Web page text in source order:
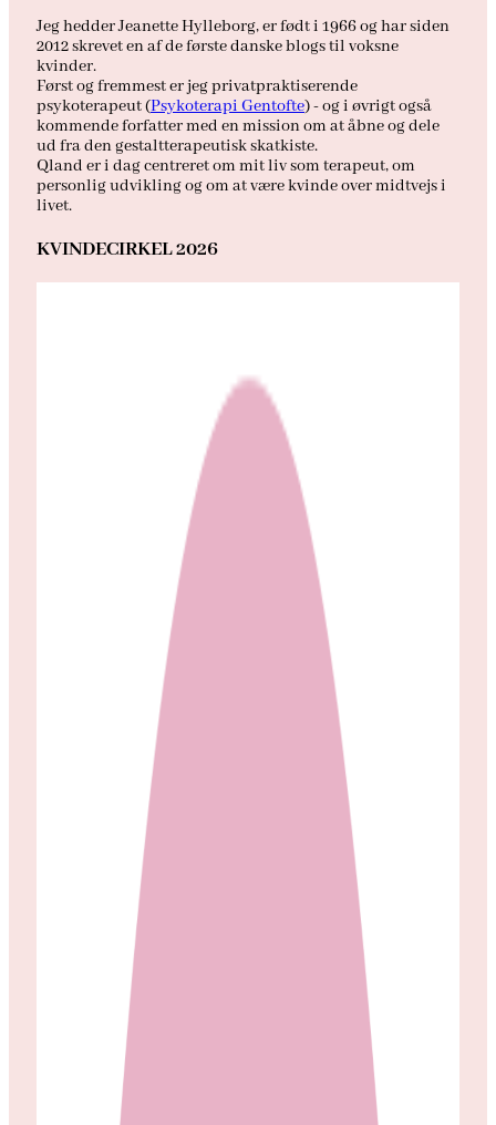
Jeg hedder Jeanette Hylleborg, er født i 1966 og har siden
2012 skrevet en af de første danske blogs til voksne
kvinder.
Først og fremmest er jeg privatpraktiserende
psykoterapeut (Psykoterapi Gentofte) - og i øvrigt også
kommende forfatter med en mission om at åbne og dele
ud fra den gestaltterapeutisk skatkiste.
Qland er i dag centreret om mit liv som terapeut, om
personlig udvikling og om at være kvinde over midtvejs i
livet.
KVINDECIRKEL 2026